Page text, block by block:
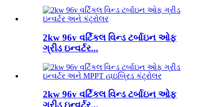
2kw 96v વર્ટિકલ વિન્ડ ટર્બાઇન ઓફ
ગ્રીડ ઇન્વર્ટર...
2kw 96v વર્ટિકલ વિન્ડ ટર્બાઇન ઓફ